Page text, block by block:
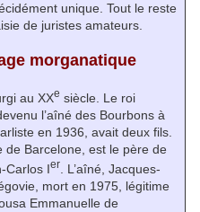
unique. Tout le reste
de juristes amateurs.
morganatique
au XXe siècle. Le roi
l’aîné des Bourbons à
en 1936, avait deux fils.
de Barcelone, est le père de
Carlos Ier. L’aîné, Jacques-
mort en 1975, légitime
Emmanuelle de